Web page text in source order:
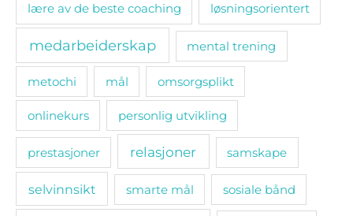
lære av de beste coaching løsningsorientert
medarbeiderskap mental trening
metochi mål omsorgsplikt
onlinekurs personlig utvikling
prestasjoner relasjoner samskape
selvinnsikt smarte mål sosiale bånd